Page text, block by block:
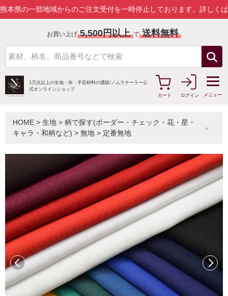
地域からのご注文受付を一時停止しております。詳しくはこちら
お買い上げ 5,500円以上 で 送料無料
1万点以上の生地・布・手芸材料の通販/ ノムラテーラー公
式オンラインショップ
カート
ログイン メニュー
HOME > 生地 > 柄で探す(ボーダー・チェック・花・星・
キャラ・和柄など) > 無地 > 定番無地
前へ 次へ